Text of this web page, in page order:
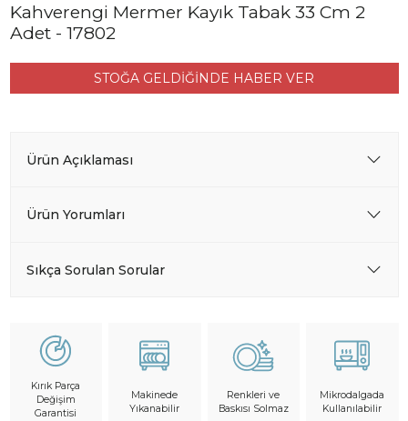
Kahverengi Mermer Kayık Tabak 33 Cm 2
Adet - 17802
STOĞA GELDİĞİNDE HABER VER
Ürün Açıklaması
Ürün Yorumları
Sıkça Sorulan Sorular
Kırık Parça
Değişim
Garantisi
Makinede
Yıkanabilir
Renkleri ve
Baskısı Solmaz
Mikrodalgada
Kullanılabilir